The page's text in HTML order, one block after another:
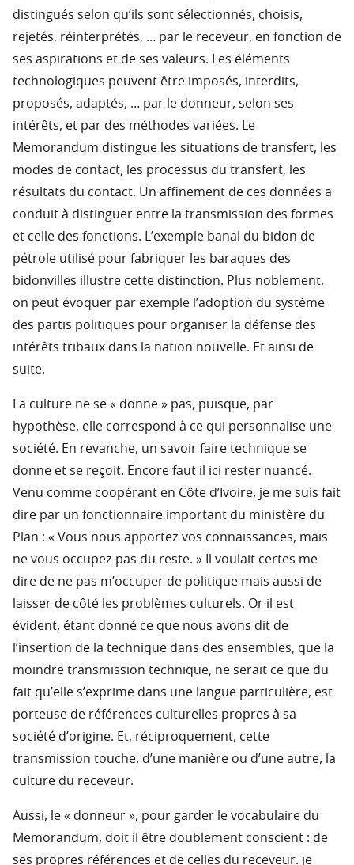
distingués selon qu’ils sont sélectionnés, choisis,
rejetés, réinterprétés, … par le receveur, en fonction de
ses aspirations et de ses valeurs. Les éléments
technologiques peuvent être imposés, interdits,
proposés, adaptés, … par le donneur, selon ses
intérêts, et par des méthodes variées. Le
Memorandum distingue les situations de transfert, les
modes de contact, les processus du transfert, les
résultats du contact. Un affinement de ces données a
conduit à distinguer entre la transmission des formes
et celle des fonctions. L’exemple banal du bidon de
pétrole utilisé pour fabriquer les baraques des
bidonvilles illustre cette distinction. Plus noblement,
on peut évoquer par exemple l’adoption du système
des partis politiques pour organiser la défense des
intérêts tribaux dans la nation nouvelle. Et ainsi de
suite.
La culture ne se « donne » pas, puisque, par
hypothèse, elle correspond à ce qui personnalise une
société. En revanche, un savoir faire technique se
donne et se reçoit. Encore faut il ici rester nuancé.
Venu comme coopérant en Côte d’Ivoire, je me suis fait
dire par un fonctionnaire important du ministère du
Plan : « Vous nous apportez vos connaissances, mais
ne vous occupez pas du reste. » Il voulait certes me
dire de ne pas m’occuper de politique mais aussi de
laisser de côté les problèmes culturels. Or il est
évident, étant donné ce que nous avons dit de
l’insertion de la technique dans des ensembles, que la
moindre transmission technique, ne serait ce que du
fait qu’elle s’exprime dans une langue particulière, est
porteuse de références culturelles propres à sa
société d’origine. Et, réciproquement, cette
transmission touche, d’une manière ou d’une autre, la
culture du receveur.
Aussi, le « donneur », pour garder le vocabulaire du
Memorandum, doit il être doublement conscient : de
ses propres références et de celles du receveur. je